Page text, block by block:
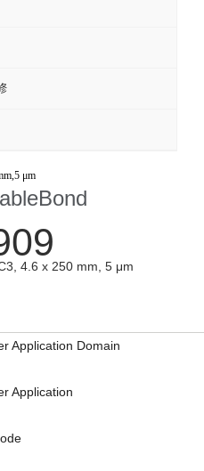
μm
4.6 x 250 mm, 5 μm
Application Domain
Application